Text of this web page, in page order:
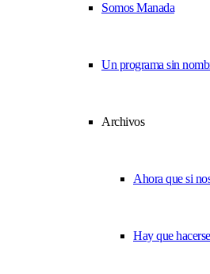
Somos Manada
Un programa sin
Archivos
Ahora que si
Hay que